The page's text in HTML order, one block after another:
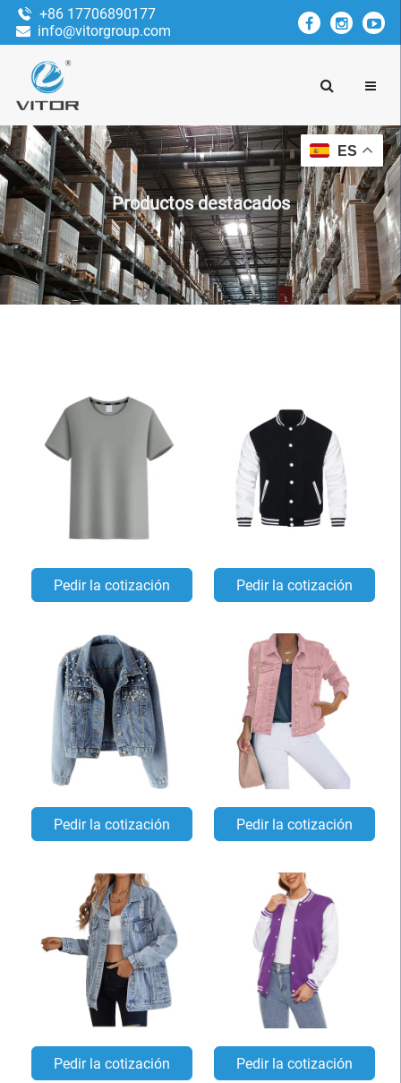
+86 17706890177
info@vitorgroup.com
Productos destacados
Pedir la cotización Pedir la cotización
Pedir la cotización Pedir la cotización
Pedir la cotización Pedir la cotización
ES